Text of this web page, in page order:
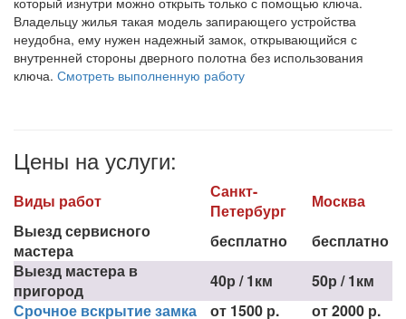
Владельцу жилья такая модель запирающего устройства
неудобна, ему нужен надежный замок, открывающийся с
внутренней стороны дверного полотна без использования
ключа. Смотреть выполненную работу
Цены на услуги:
Виды работ
Санкт-
Петербург
Москва
Выезд сервисного
мастера
бесплатно
бесплатно
Выезд мастера в
пригород
40р / 1км
50р / 1км
Срочное вскрытие замка
от 1500 р.
от 2000 р.